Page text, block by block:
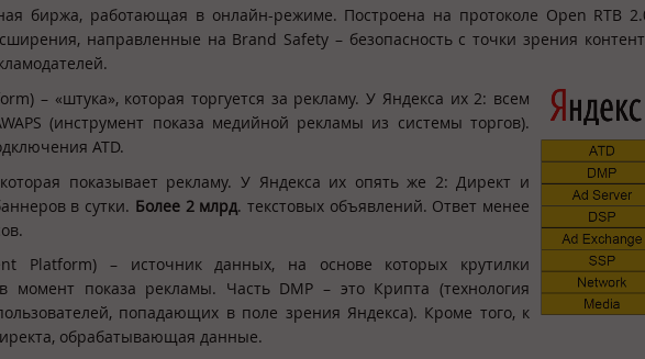
биржа, работающая в онлайн-режиме. Построена на протоколе Open RTB
направленные на Brand Safety – безопасность с точки зрения
– «штука», которая торгуется за рекламу. У Яндекса их 2: всем
(инструмент показа медийной рекламы из системы торгов).
ATD.
которая показывает рекламу. У Яндекса их опять же 2: Директ и
в сутки. Более 2 млрд. текстовых объявлений. Ответ менее
Platform) – источник данных, на основе которых крутилки
показа рекламы. Часть DMP – это Крипта (технология
попадающих в поле зрения Яндекса). Кроме того, к
обрабатывающая данные.